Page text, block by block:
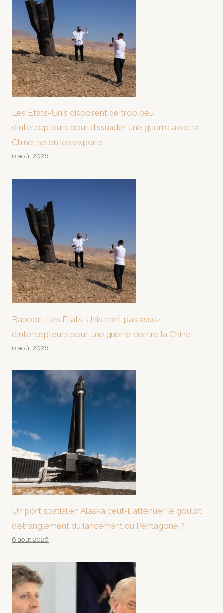
Les États-Unis disposent de trop peu
d’intercepteurs pour dissuader une guerre avec la
Chine, selon les experts
6 août 2026
Rapport : les États-Unis n’ont pas assez
d’intercepteurs pour une guerre contre la Chine
6 août 2026
Un port spatial en Alaska peut-il atténuer le goulot
d’étranglement du lancement du Pentagone ?
6 août 2026